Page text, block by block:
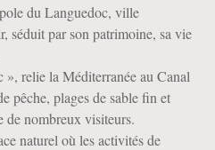
du Languedoc, ville
séduit par son patrimoine, sa vie
relie la Méditerranée au Canal
pêche, plages de sable fin et
de nombreux visiteurs.
naturel où les activités de